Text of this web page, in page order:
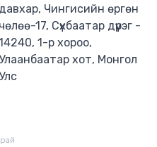
давхар, Чингисийн өргөн
чөлөө-17, Сүхбаатар дүүрэг -
1-р хороо,
хот, Монгол